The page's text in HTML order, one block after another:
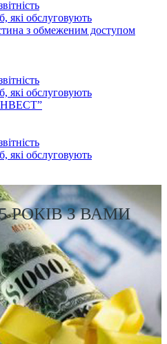
які обслуговують
з обмеженим доступом
які обслуговують
які обслуговують
РОКІВ З ВАМИ